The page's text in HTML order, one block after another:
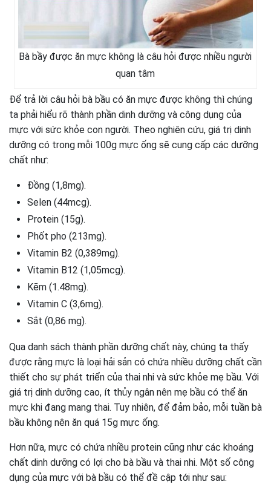
Bà bầy được ăn mực không là câu hỏi được nhiều người
quan tâm
Để trả lời câu hỏi bà bầu có ăn mực được không thì chúng
ta phải hiểu rõ thành phần dinh dưỡng và công dụng của
mực với sức khỏe con người. Theo nghiên cứu, giá trị dinh
dưỡng có trong mỗi 100g mực ống sẽ cung cấp các dưỡng
chất như:
Đồng (1,8mg).
Selen (44mcg).
Protein (15g).
Phốt pho (213mg).
Vitamin B2 (0,389mg).
Vitamin B12 (1,05mcg).
Kẽm (1.48mg).
Vitamin C (3,6mg).
Sắt (0,86 mg).
Qua danh sách thành phần dưỡng chất này, chúng ta thấy
được rằng mực là loại hải sản có chứa nhiều dưỡng chất cần
thiết cho sự phát triển của thai nhi và sức khỏe mẹ bầu. Với
giá trị dinh dưỡng cao, ít thủy ngân nên mẹ bầu có thể ăn
mực khi đang mang thai. Tuy nhiên, để đảm bảo, mỗi tuần bà
bầu không nên ăn quá 15g mực ống.
Hơn nữa, mực có chứa nhiều protein cũng như các khoáng
chất dinh dưỡng có lợi cho bà bầu và thai nhi. Một số công
dụng của mực với bà bầu có thể đề cập tới như sau: